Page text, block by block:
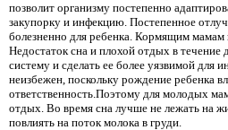
позволит организму постепенно
закупорку и инфекцию. Постепенное
болезненно для ребенка. Кормящим
Недостаток сна и плохой отдых в
систему и сделать ее более уязвимой для
неизбежен, поскольку рождение ребенка
ответственность.Поэтому для молодых
отдых. Во время сна лучше не лежать на
повлиять на поток молока в груди.